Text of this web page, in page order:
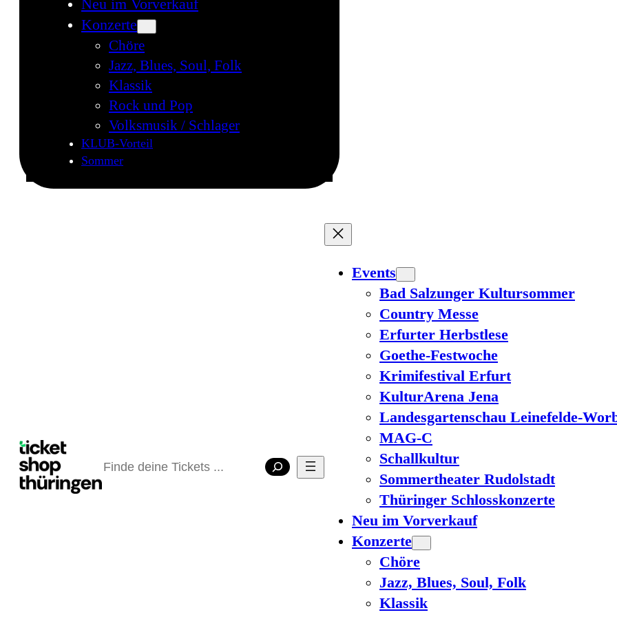
Neu im Vorverkauf
Konzerte
Chöre
Jazz, Blues, Soul, Folk
Klassik
Rock und Pop
Volksmusik / Schlager
KLUB-Vorteil
Sommer
Suchen
Events
Bad Salzunger Kultursommer
Country Messe
Erfurter Herbstlese
Goethe-Festwoche
Krimifestival Erfurt
KulturArena Jena
Landesgartenschau Leinefelde-
MAG-C
Schallkultur
Sommertheater Rudolstadt
Thüringer Schlosskonzerte
Neu im Vorverkauf
Konzerte
Chöre
Jazz, Blues, Soul, Folk
Klassik